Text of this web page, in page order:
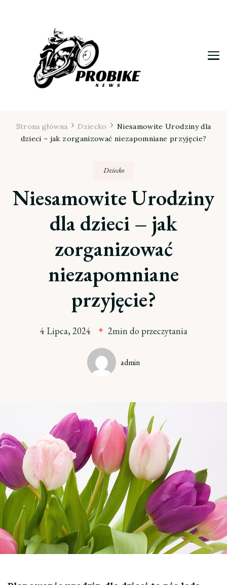
Strona główna Dziecko
Niesamowite Urodziny dla
dzieci – jak zorganizować niezapomniane przyjęcie?
Dziecko
Niesamowite Urodziny
dla dzieci – jak
zorganizować
niezapomniane
przyjęcie?
4 Lipca, 2024 2min do przeczytania
admin